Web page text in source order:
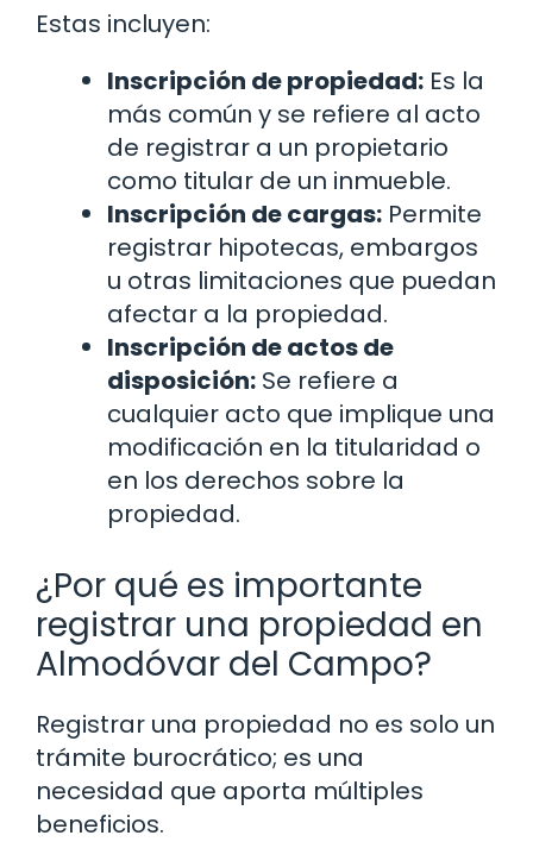
Estas incluyen:
Inscripción de propiedad: Es la
más común y se refiere al acto
de registrar a un propietario
como titular de un inmueble.
Inscripción de cargas: Permite
registrar hipotecas, embargos
u otras limitaciones que puedan
afectar a la propiedad.
Inscripción de actos de
disposición: Se refiere a
cualquier acto que implique una
modificación en la titularidad o
en los derechos sobre la
propiedad.
¿Por qué es importante
registrar una propiedad en
Almodóvar del Campo?
Registrar una propiedad no es solo un
trámite burocrático; es una
necesidad que aporta múltiples
beneficios.